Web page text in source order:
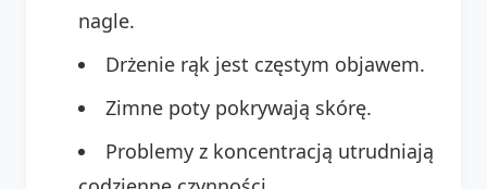
nagle.
Drżenie rąk jest częstym objawem.
Zimne poty pokrywają skórę.
Problemy z koncentracją utrudniają